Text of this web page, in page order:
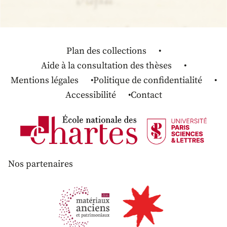
Plan des collections
Aide à la consultation des thèses
Mentions légales
Politique de confidentialité
Accessibilité
Contact
Nos partenaires